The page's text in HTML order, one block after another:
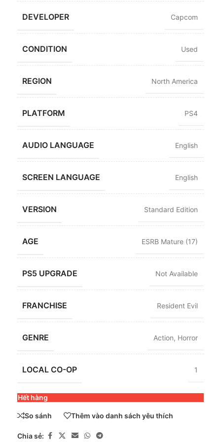
DEVELOPER Capcom
CONDITION Used
REGION North America
PLATFORM PS4
AUDIO LANGUAGE English
SCREEN LANGUAGE English
VERSION Standard Edition
AGE ESRB Mature (17)
PS5 UPGRADE Not Available
FRANCHISE Resident Evil
GENRE Action, Horror
LOCAL CO-OP 1
Hết hàng
So sánh Thêm vào danh sách yêu thích
Chia sẻ: